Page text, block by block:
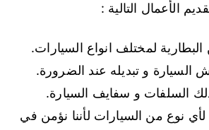
الأعمال التالية :
لمختلف انواع السيارات.
السيارة و تبديله عند الضرورة.
السلفات و سفايف السيارة.
نوع من السيارات لأننا نؤمن في